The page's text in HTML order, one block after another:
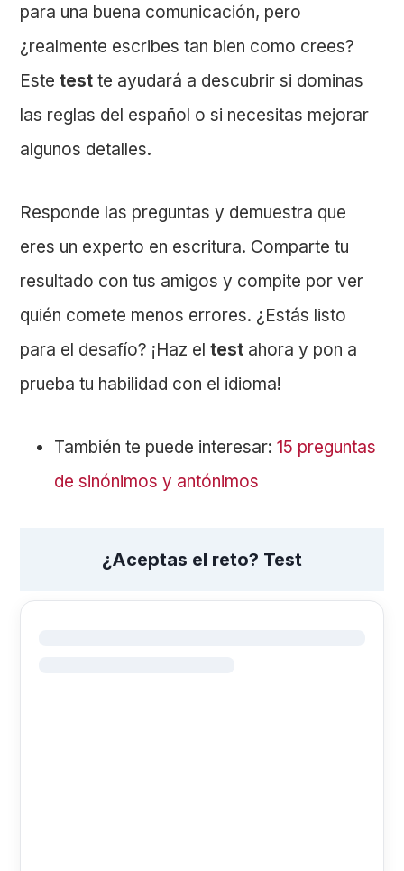
para una buena comunicación, pero
¿realmente escribes tan bien como crees?
Estetest te ayudará a descubrir si dominas
las reglas del español o si necesitas mejorar
algunos detalles.
Responde las preguntas y demuestra que
eres un experto en escritura. Comparte tu
resultado con tus amigos y compite por ver
quién comete menos errores. ¿Estás listo
para el desafío? ¡Haz eltest ahora y pon a
prueba tu habilidad con el idioma!
También te puede interesar:15 preguntas
de sinónimos y antónimos
¿Aceptas el reto? Test